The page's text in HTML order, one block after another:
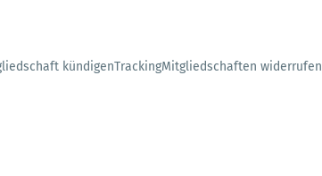
kündigenTrackingMitgliedschaften widerrufen